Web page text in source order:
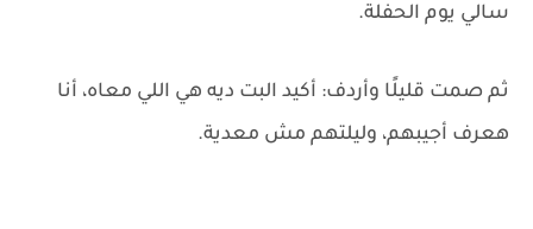
سالي يوم الحفلة.
ثم صمت قليلًا وأردف: أكيد البت ديه هي اللي معاه، أنا
هعرف أجيبهم، وليلتهم مش معدية.